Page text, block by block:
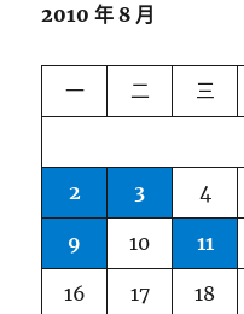
2010 年 8 月
一 二 三
2 3 4
9 10 11
16 17 18